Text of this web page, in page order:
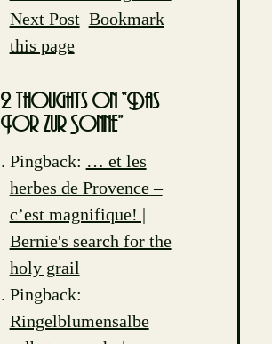
navigation
Next Post Bookmark
this page
2 thoughts on “Das
Tor zur Sonne”
Pingback: … et les
herbes de Provence –
c’est magnifique! |
Bernie's search for the
holy grail
Pingback:
Ringelblumensalbe